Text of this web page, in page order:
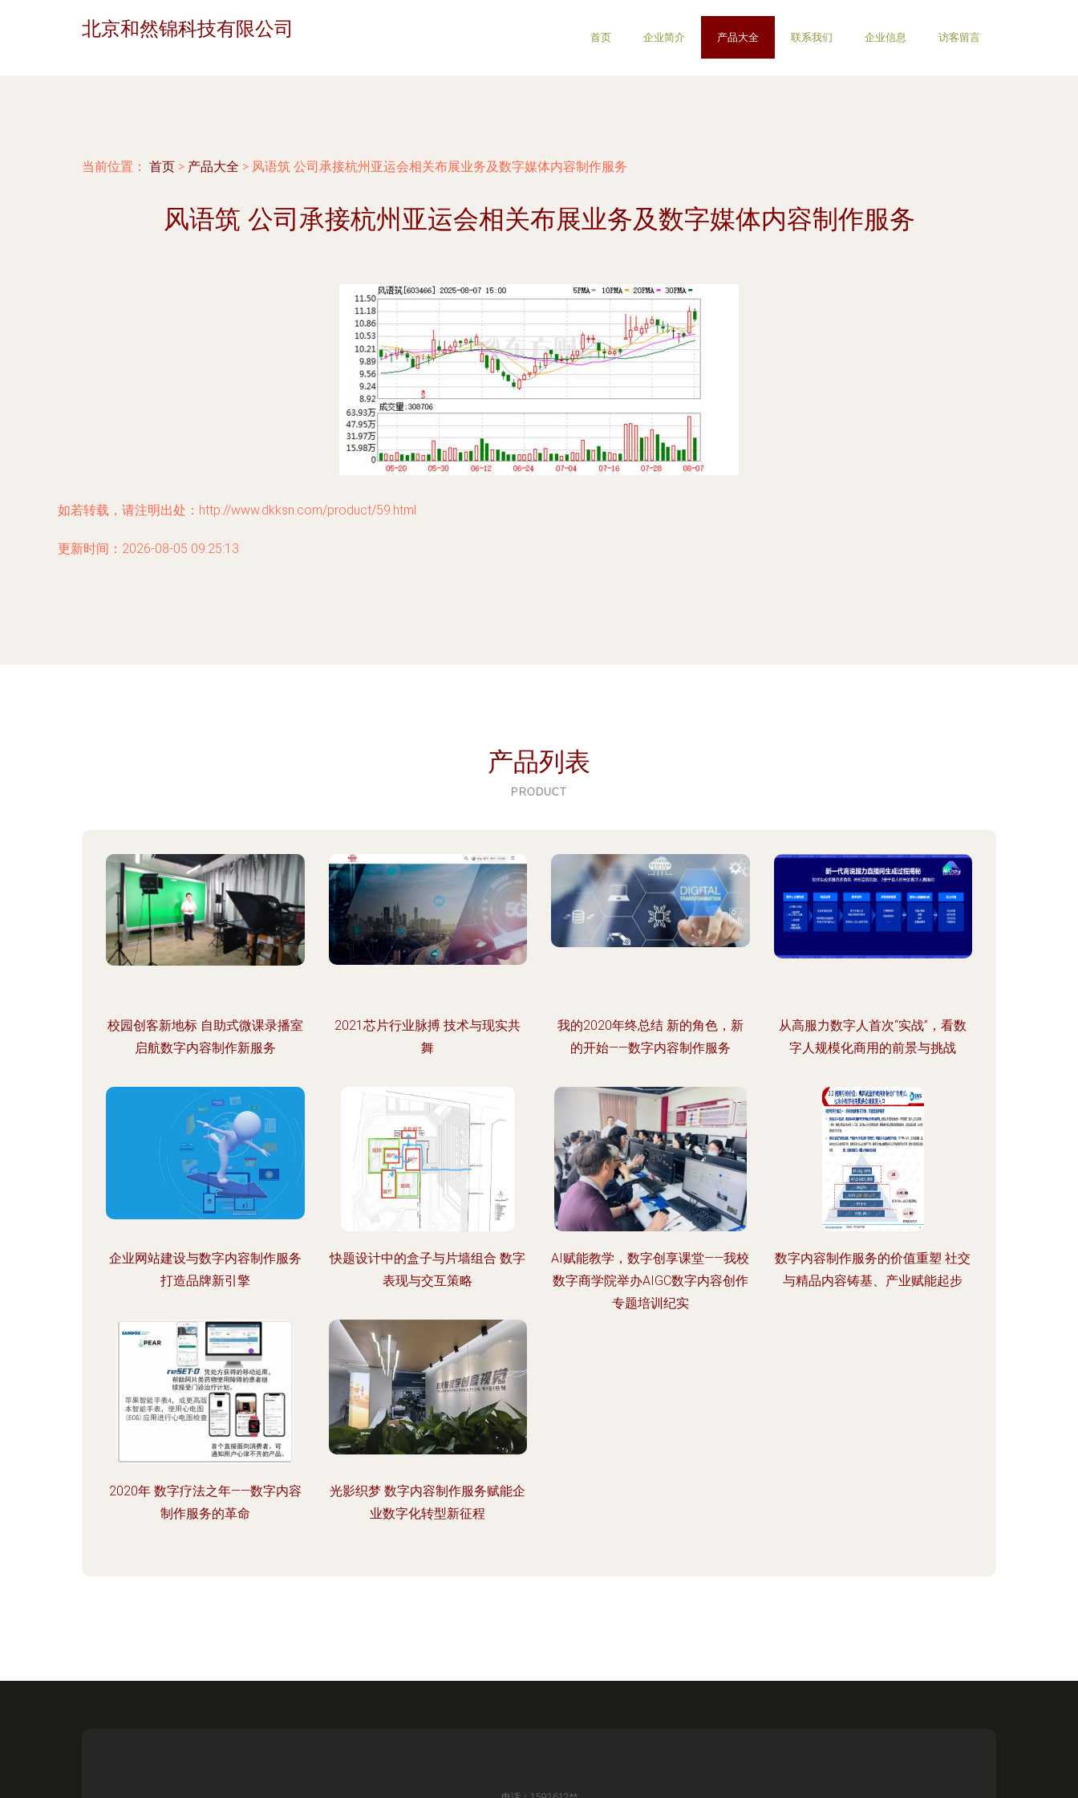
北京和然锦科技有限公司 首页 企业简介 产品大全 联系我们 企业信息 访客留言
当前位置： 首页 > 产品大全 > 风语筑 公司承接杭州亚运会相关布展业务及数字媒体内容制作服务
风语筑 公司承接杭州亚运会相关布展业务及数字媒体内容制作服务
如若转载，请注明出处：http://www.dkksn.com/product/59.html
更新时间：2026-08-05 09:25:13
产品列表
PRODUCT
校园创客新地标 自助式微课录播室
启航数字内容制作新服务
2021芯片行业脉搏 技术与现实共
舞
我的2020年终总结 新的角色，新
的开始——数字内容制作服务
从高服力数字人首次“实战”，看数
字人规模化商用的前景与挑战
企业网站建设与数字内容制作服务
打造品牌新引擎
快题设计中的盒子与片墙组合 数字
表现与交互策略
AI赋能教学，数字创享课堂——我校
数字商学院举办AIGC数字内容创作
专题培训纪实
数字内容制作服务的价值重塑 社交
与精品内容铸基、产业赋能起步
2020年 数字疗法之年——数字内容
制作服务的革命
光影织梦 数字内容制作服务赋能企
业数字化转型新征程